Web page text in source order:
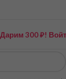
Дарим 300 ₽!